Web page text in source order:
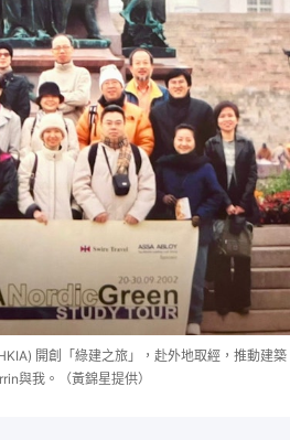
開創「綠建之旅」，赴外地取經，推動建築
與我。（黃錦星提供）